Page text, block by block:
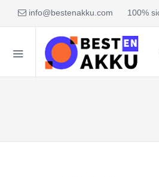
info@bestenakku.com 100%